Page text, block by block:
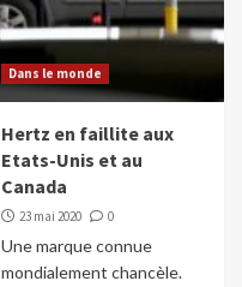
Dans le monde
Hertz en faillite aux
Etats-Unis et au
Canada
23 mai 2020 0
Une marque connue
mondialement chancèle.